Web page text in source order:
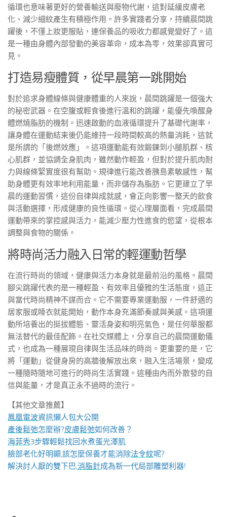
循環也意味著更好的營養輸送與廢物代謝，這對延緩皮膚老
化、減少細紋產生有積極作用。許多實踐者分享，持續晨間跳
躍後，不僅上妝更服貼，連保養品的吸收力都感覺變好了。這
是一種由身體內部發動的美容革命，成本為零，效果卻真實可
見。
打造易瘦體質，從早晨第一跳開始
對於追求身體線條與健康體重的人來說，晨間跳躍是一個強大
的秘密武器。在空腹或輕食後進行溫和的跳躍，能優先喚醒身
體燃燒脂肪的機制。迅速啟動的血液循環提升了基礎代謝率，
讓身體在運動結束後仍能維持一段時間較高的熱量消耗，這就
是所謂的「後燃效應」。這項運動能有效鍛鍊到小腿肌群、核
心肌群，並協調全身肌肉，雖然動作輕盈，但對於提升肌肉耐
力與線條緊實度很有幫助。規律進行能改善胰島素敏感性，幫
助身體更有效率地利用能量，而非儲存為脂肪。它更建立了早
晨的運動習慣，這份自律與成就感，會正向影響一整天的飲食
與活動選擇，形成健康的良性循環。從心理層面看，完成晨間
運動帶來的掌控感與活力，能減少壓力性進食的慾望，從根本
調整與食物的關係。
將時尚活力融入日常的輕運動哲學
在流行時尚的領域，健康與活力本身就是最前沿的風格。晨間
腳尖跳躍代表的是一種輕盈、有效率且優雅的生活態度，這正
與當代時尚精神不謀而合。它不需要專業運動服，一件舒適的
居家服或睡衣就能開始，動作本身充滿節奏感與美感。這項運
動所培養出的挺拔體態、靈活身姿和明亮氣色，是任何華服都
無法替代的最佳配飾。在社交媒體上，分享自己的晨間運動儀
式，也成為一種展現自律與生活品味的時尚。更重要的是，它
將「運動」從健身房的高牆後解放出來，融入生活場景，變成
一種隨時隨地可進行的時尚生活實踐。這種由內而外散發的自
信與能量，才是真正永不過時的流行。
【其他文章推薦】
鳳凰電波資訊懶人包大公開
產後鬆弛怎麼辦?皮膚鬆弛如何改善？
海菲秀3步驟輕鬆找回水煮蛋光澤肌
臉部老化好明顯,該怎麼保養才能消除法令紋呢?
解決討人厭的雙下巴,消脂針成為新一代局部雕塑利器!